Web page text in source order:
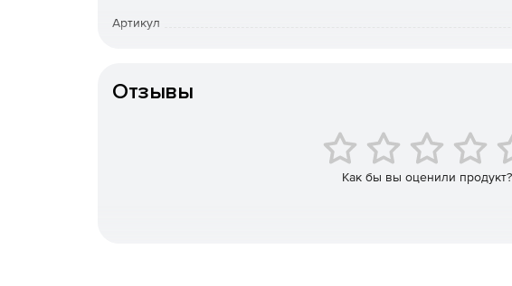
Артикул
Отзывы
Как бы вы оценили продукт?